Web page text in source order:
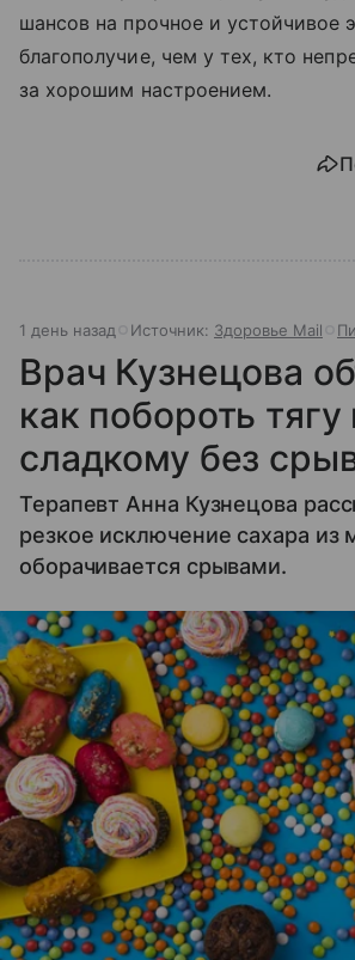
шансов на прочное и устойчивое
благополучие, чем у тех, кто
за хорошим настроением.
1 день назад Источник: Здоровье Mail
Врач Кузнецова
как побороть тягу
сладкому без
Терапевт Анна Кузнецова
резкое исключение сахара из
оборачивается срывами.